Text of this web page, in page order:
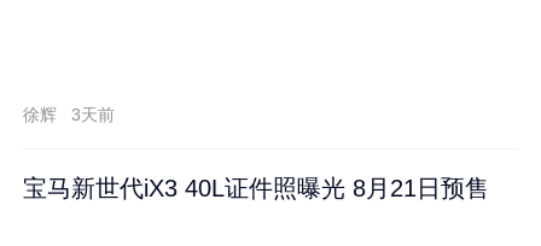
徐辉 3天前
宝马新世代iX3 40L证件照曝光 8月21日预售